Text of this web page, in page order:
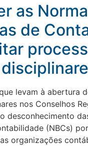
as
de
levam à abertura
nos Conselhos
desconhecimento
(NBCs)
organizações